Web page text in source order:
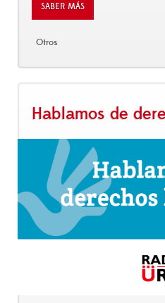
SABER MÁS
Otros
Hablamos de